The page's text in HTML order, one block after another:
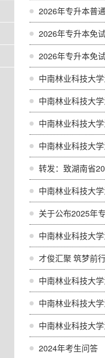
2026年专升本普
2026年专升本免
2026年专升本免
中南林业科技大
中南林业科技大
中南林业科技大
中南林业科技大
转发：致湖南省
中南林业科技大
关于公布2025年
中南林业科技大
才俊汇聚 筑梦前
中南林业科技大
中南林业科技大
中南林业科技大
2024年考生问答